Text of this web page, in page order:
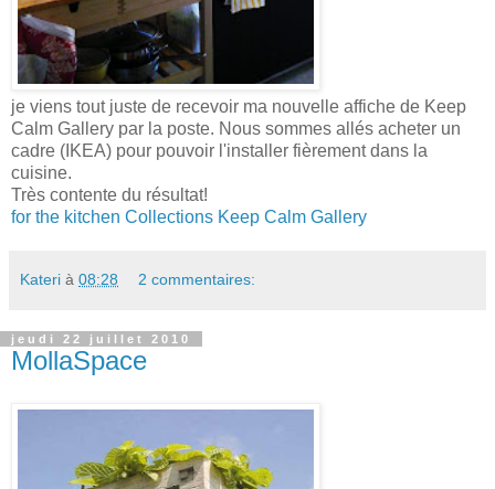
je viens tout juste de recevoir ma nouvelle affiche de Keep
Calm Gallery par la poste. Nous sommes allés acheter un
cadre (IKEA) pour pouvoir l'installer fièrement dans la
cuisine.
Très contente du résultat!
for the kitchen Collections Keep Calm Gallery
Kateri à 08:28 2 commentaires:
jeudi 22 juillet 2010
MollaSpace